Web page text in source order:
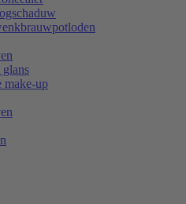
glans
make-up